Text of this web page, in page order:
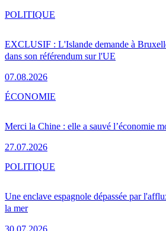
EXCLUSIF : L'Islande demande à
dans son référendum sur l'UE
07.08.2026
POLITIQUE
Merci la Chine : elle a sauvé l’économie
27.07.2026
ÉCONOMIE
Une enclave espagnole dépassée par
la mer
30.07.2026
POLITIQUE